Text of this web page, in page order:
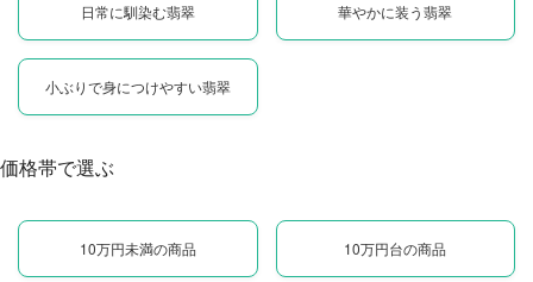
日常に馴染む翡翠 華やかに装う翡翠
小ぶりで身につけやすい翡翠
価格帯で選ぶ
10万円未満の商品 10万円台の商品